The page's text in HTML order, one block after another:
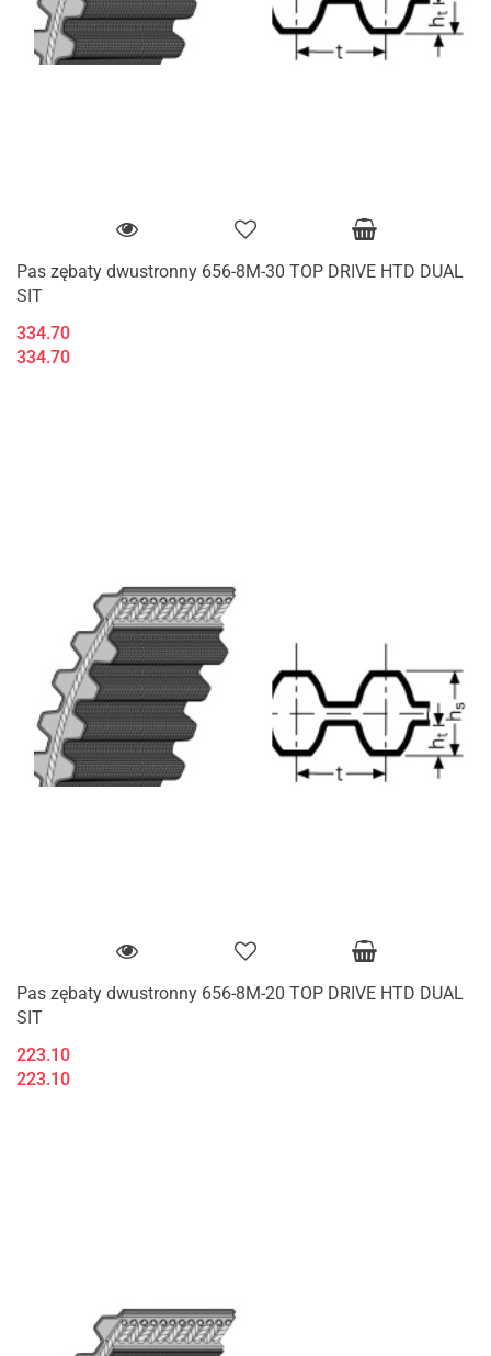
Pas zębaty dwustronny 656-8M-30 TOP DRIVE HTD DUAL
SIT
334.70
334.70
Pas zębaty dwustronny 656-8M-20 TOP DRIVE HTD DUAL
SIT
223.10
223.10